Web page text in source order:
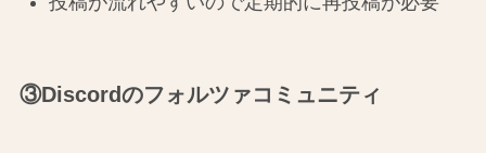
③Discordのフォルツァコミュニティ